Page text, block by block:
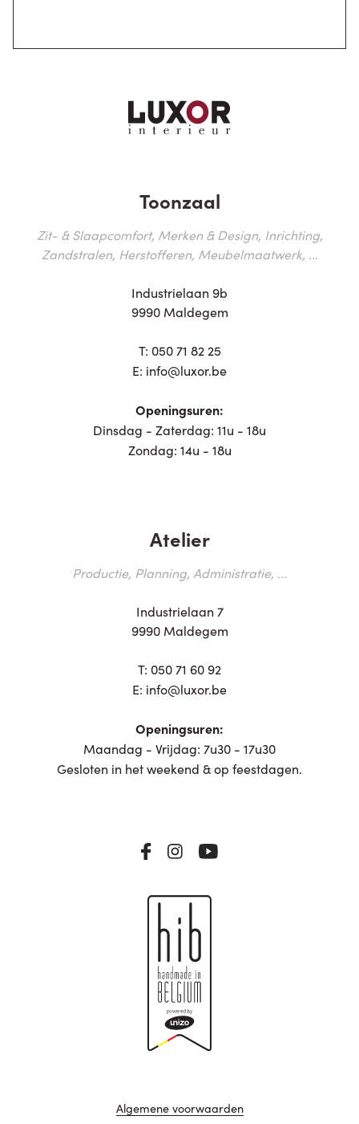
Toonzaal
Zit- & Slaapcomfort, Merken & Design, Inrichting,
Zandstralen, Herstofferen, Meubelmaatwerk, ...
Industrielaan 9b
9990 Maldegem
T: 050 71 82 25
E: info@luxor.be
Openingsuren:
Dinsdag - Zaterdag: 11u - 18u
Zondag: 14u - 18u
Atelier
Productie, Planning, Administratie, ...
Industrielaan 7
9990 Maldegem
T: 050 71 60 92
E: info@luxor.be
Openingsuren:
Maandag - Vrijdag: 7u30 - 17u30
Gesloten in het weekend & op feestdagen.
Algemene voorwaarden